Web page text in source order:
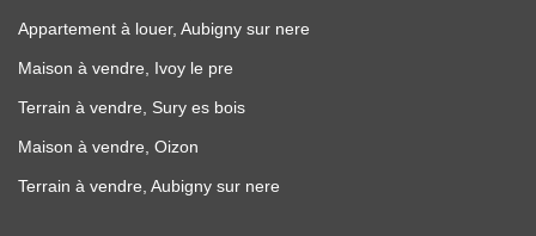
Appartement à louer, Aubigny sur nere
Maison à vendre, Ivoy le pre
Terrain à vendre, Sury es bois
Maison à vendre, Oizon
Terrain à vendre, Aubigny sur nere